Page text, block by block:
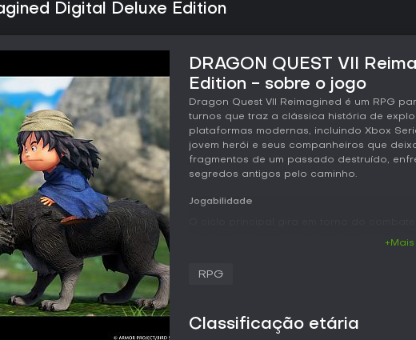
Digital Deluxe Edition
DRAGON QUEST VII
Edition - sobre o jogo
Dragon Quest VII Reimagined é um RPG
turnos que traz a clássica história de
plataformas modernas, incluindo Xbox
jovem herói e seus companheiros que
fragmentos de um passado destruído,
segredos antigos pelo caminho.
Jogabilidade
elementais claras, incentivando escolhas
O progresso depende do sistema de
+Mais
RPG
Classificação etária